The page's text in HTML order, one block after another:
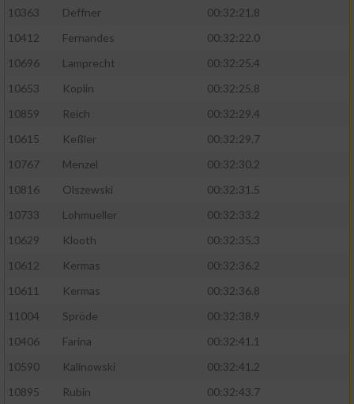
10363
Deffner
00:32:21.8
10412
Fernandes
00:32:22.0
10696
Lamprecht
00:32:25.4
10653
Koplin
00:32:25.8
10859
Reich
00:32:29.4
10615
Keßler
00:32:29.7
10767
Menzel
00:32:30.2
10816
Olszewski
00:32:31.5
10733
Lohmueller
00:32:33.2
10629
Klooth
00:32:35.3
10612
Kermas
00:32:36.2
10611
Kermas
00:32:36.8
11004
Spröde
00:32:38.9
10406
Farina
00:32:41.1
10590
Kalinowski
00:32:41.2
10895
Rubin
00:32:43.7
auf einem Endgerät
von Werbeanzeigen
Erstellung von Profilen für personalisierte
Werbung
Verwendung von Profilen zur Auswahl
personalisierter Werbung
Erstellung von Profilen zur Personalisierung
von Inhalten
Verwendung von Profilen zur Auswahl
personalisierter Inhalte
Analyse von Zielgruppen durch Statistiken